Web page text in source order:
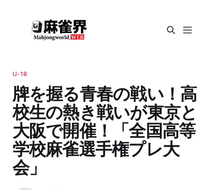
U-18
牌を握る青春の戦い！高
校生の熱き戦いが東京と
大阪で開催！「全国高等
学校麻雀選手権プレ大
会」